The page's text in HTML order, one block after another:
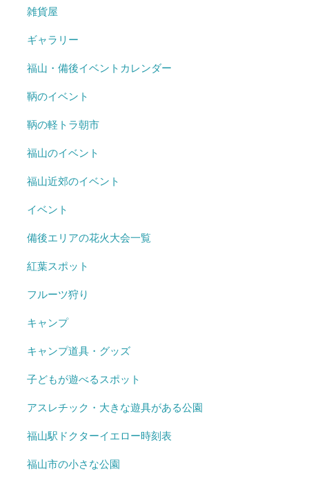
雑貨屋
ギャラリー
福山・備後イベントカレンダー
鞆のイベント
鞆の軽トラ朝市
福山のイベント
福山近郊のイベント
イベント
備後エリアの花火大会一覧
紅葉スポット
フルーツ狩り
キャンプ
キャンプ道具・グッズ
子どもが遊べるスポット
アスレチック・大きな遊具がある公園
福山駅ドクターイエロー時刻表
福山市の小さな公園